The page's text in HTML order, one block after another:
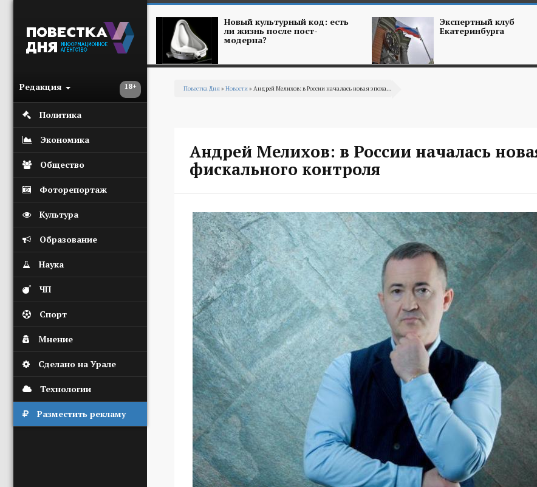
18+
Редакция
Политика
Экономика
Общество
Фоторепортаж
Культура
Образование
Наука
ЧП
Спорт
Мнение
Сделано на Урале
Технологии
Разместить рекламу
Новый культурный код: есть
ли жизнь после пост-
модерна?
Экспертный клуб
Екатеринбурга
Повестка Дня» Новости» Андрей Мелихов: в России началась новая эпоха...
Андрей Мелихов: в России началась
фискального контроля